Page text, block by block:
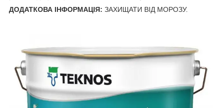
ДОДАТКОВА ІНФОРМАЦІЯ: ЗАХИЩАТИ ВІД МОРОЗУ.